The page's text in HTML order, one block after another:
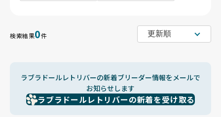
検索結果0件
ラブラドールレトリバーの新着ブリーダー情報をメールで
お知らせします
ラブラドールレトリバーの新着を受け取る